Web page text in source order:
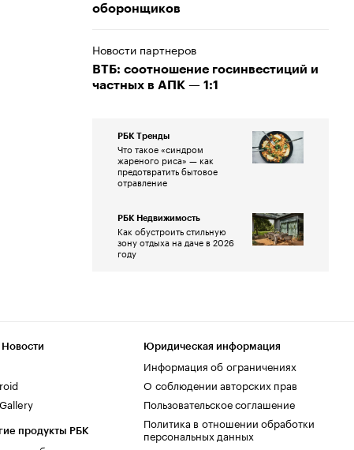
оборонщиков
Новости партнеров
ВТБ: соотношение госинвестиций и
частных в АПК — 1:1
РБК Тренды
Что такое «синдром
жареного риса» — как
предотвратить бытовое
отравление
РБК Недвижимость
Как обустроить стильную
зону отдыха на даче в 2026
году
продукты РБК
Юридическая информация
Информация об ограничениях
О соблюдении авторских прав
Пользовательское соглашение
Политика в отношении обработки
персональных данных